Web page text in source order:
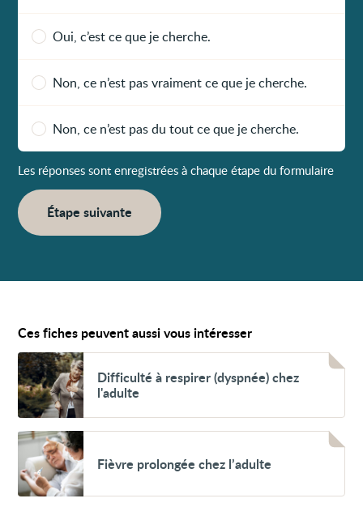
Oui, c’est ce que je cherche.
Non, ce n’est pas vraiment ce que je cherche.
Non, ce n’est pas du tout ce que je cherche.
Les réponses sont enregistrées à chaque étape du formulaire
Étape suivante
Ces fiches peuvent aussi vous intéresser
Voir
Difficulté
à
respirer
(dyspnée)
l'adulte
Difficulté à respirer (dyspnée) chez
l'adulte
Voir
Fièvre
prolongée
chez
l’adulte
Fièvre prolongée chez l’adulte